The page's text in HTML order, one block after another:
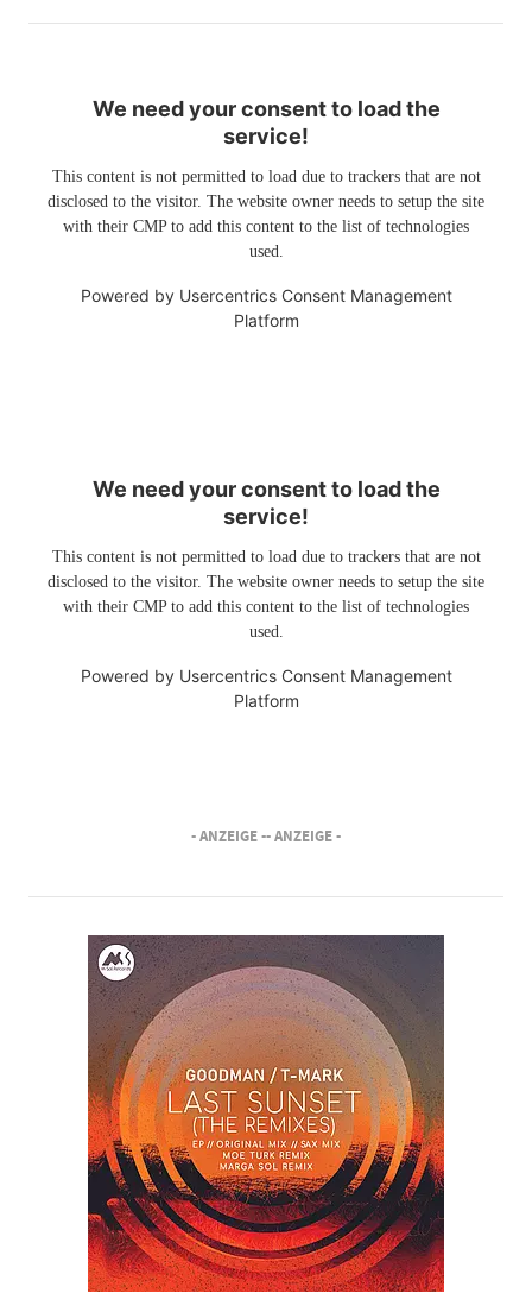
We need your consent to load the
service!
This content is not permitted to load due to trackers that are not
disclosed to the visitor. The website owner needs to setup the site
with their CMP to add this content to the list of technologies
used.
Powered by Usercentrics Consent Management
Platform
We need your consent to load the
service!
This content is not permitted to load due to trackers that are not
disclosed to the visitor. The website owner needs to setup the site
with their CMP to add this content to the list of technologies
used.
Powered by Usercentrics Consent Management
Platform
- ANZEIGE -- ANZEIGE -